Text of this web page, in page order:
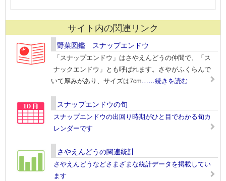
サイト内の関連リンク
野菜図鑑 スナップエンドウ
「スナップエンドウ」はさやえんどうの仲間で、「ス
ナックエンドウ」とも呼ばれます。さやがふくらんで
いて厚みがあり、サイズは7cm……続きを読む
スナップエンドウの旬
スナップエンドウの出回り時期がひと目でわかる旬カ
レンダーです
さやえんどうの関連統計
さやえんどうなどさまざまな統計データを掲載してい
ます